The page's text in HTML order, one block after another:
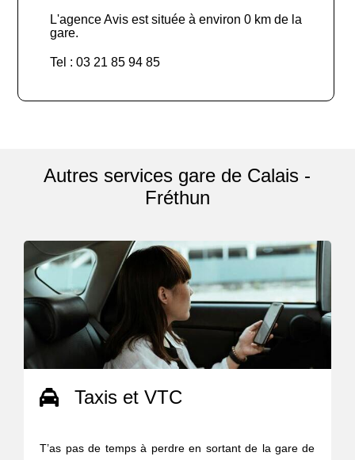
L'agence Avis est située à environ 0 km de la
gare.
Tel : 03 21 85 94 85
Autres services gare de Calais -
Fréthun
Taxis et VTC
T’as pas de temps à perdre en sortant de la gare de